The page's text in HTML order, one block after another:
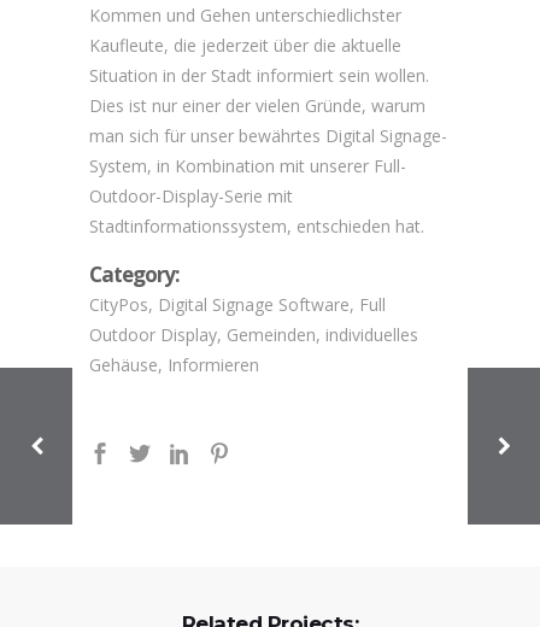
Kommen und Gehen unterschiedlichster
Kaufleute, die jederzeit über die aktuelle
Situation in der Stadt informiert sein wollen.
Dies ist nur einer der vielen Gründe, warum
man sich für unser bewährtes Digital Signage-
System, in Kombination mit unserer Full-
Outdoor-Display-Serie mit
Stadtinformationssystem, entschieden hat.
Category:
CityPos, Digital Signage Software, Full
Outdoor Display, Gemeinden, individuelles
Gehäuse, Informieren